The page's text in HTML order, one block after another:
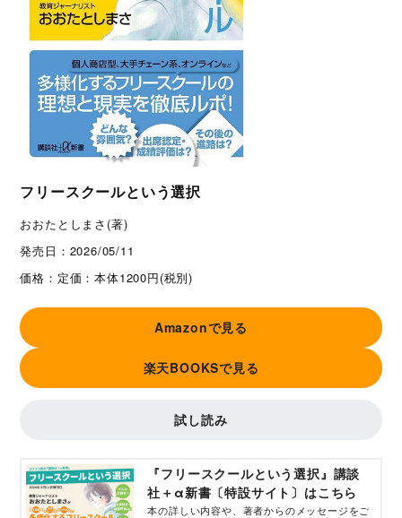
フリースクールという選択
おおたとしまさ(著)
発売日： 2026/05/11
価格： 定価：本体1200円(税別)
Amazonで見る
楽天BOOKSで見る
試し読み
『フリースクールという選択』講談
社＋α新書〔特設サイト〕はこちら
本の詳しい内容や、著者からのメッセージをご